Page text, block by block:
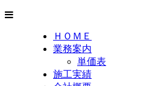
ＨＯＭＥ
業務案内
単価表
施工実績